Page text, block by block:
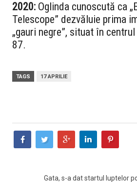
2020: Oglinda cunoscută ca
Telescope” dezvăluie prima
„gauri negre”, situat în
87.
TAGS 17 APRILIE
Gata, s-a dat startul luptelor